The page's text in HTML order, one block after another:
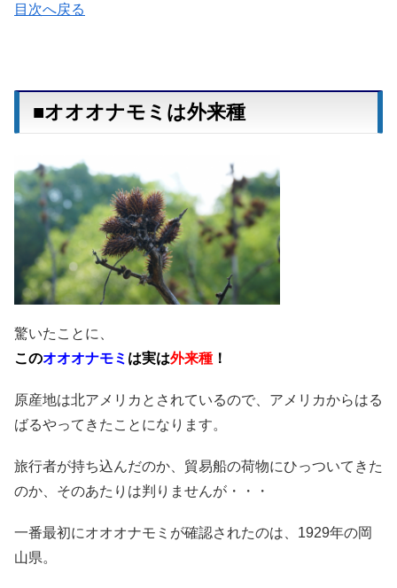
目次へ戻る
■オオオナモミは外来種
驚いたことに、
このオオオナモミ は実は外来種 ！
原産地は北アメリカとされているので、アメリカからはる
ばるやってきたことになります。
旅行者が持ち込んだのか、貿易船の荷物にひっついてきた
のか、そのあたりは判りませんが・・・
一番最初にオオオナモミが確認されたのは、1929年の岡
山県。